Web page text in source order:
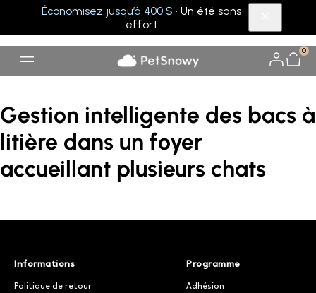
Économisez jusqu’à 400 $ · Un été sans
effort
0
Gestion intelligente des bacs à
litière dans un foyer
accueillant plusieurs chats
Informations
Politique de retour
Programme
Adhésion